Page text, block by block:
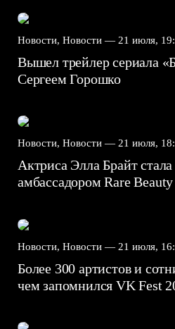
Новости, Новости — 21 июля,
Вышел трейлер сериала
Сергеем Горошко
Новости, Новости — 21 июля,
Актриса Элла Брайт
амбассадором Rare Beauty
Новости, Новости — 21 июля,
Более 300 артистов и
чем запомнился VK Fest